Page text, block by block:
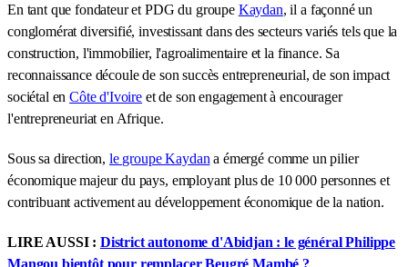
En tant que fondateur et PDG du groupe Kaydan, il a façonné un
conglomérat diversifié, investissant dans des secteurs variés tels que la
construction, l'immobilier, l'agroalimentaire et la finance. Sa
reconnaissance découle de son succès entrepreneurial, de son impact
sociétal enCôte d'Ivoire et de son engagement à encourager
l'entrepreneuriat en Afrique.
Sous sa direction, le groupe Kaydan a émergé comme un pilier
économique majeur du pays, employant plus de 10 000 personnes et
contribuant activement au développement économique de la nation.
LIRE AUSSI : District autonome d'Abidjan : le général Philippe
Mangou bientôt pour remplacer Beugré Mambé ?